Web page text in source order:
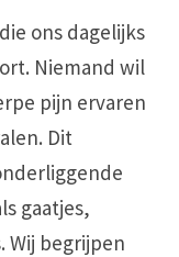
ons dagelijks
Niemand wil
pijn ervaren
Dit
gaatjes,
begrijpen